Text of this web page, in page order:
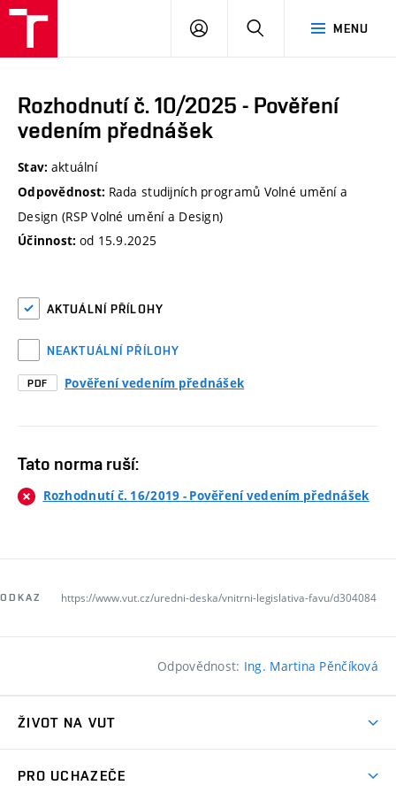
MENU
PŘIHLÁSIT
Rozhodnutí č. 10/2025 - Pověření
vedením přednášek
Stav: aktuální
Odpovědnost: Rada studijních programů Volné umění a
Design (RSP Volné umění a Design)
Účinnost: od 15.9.2025
AKTUÁLNÍ PŘÍLOHY
NEAKTUÁLNÍ PŘÍLOHY
PDF Pověření vedením přednášek
Tato norma ruší:
Rozhodnutí č. 16/2019 - Pověření vedením přednášek
ODKAZ https://www.vut.cz/uredni-deska/vnitrni-legislativa-favu/d304084
Odpovědnost: Ing. Martina Pěnčíková
ŽIVOT NA VUT
PRO UCHAZEČE